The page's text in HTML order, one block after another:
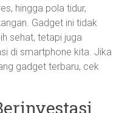
hingga pola tidur,
Gadget ini tidak
sehat, tetapi juga
di smartphone kita. Jika
gadget terbaru, cek